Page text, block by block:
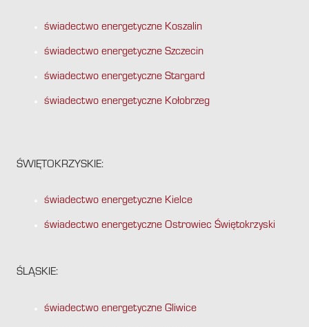
świadectwo energetyczne Koszalin
świadectwo energetyczne Szczecin
świadectwo energetyczne Stargard
świadectwo energetyczne Kołobrzeg
ŚWIĘTOKRZYSKIE:
świadectwo energetyczne Kielce
świadectwo energetyczne Ostrowiec Świętokrzyski
ŚLĄSKIE:
świadectwo energetyczne Gliwice